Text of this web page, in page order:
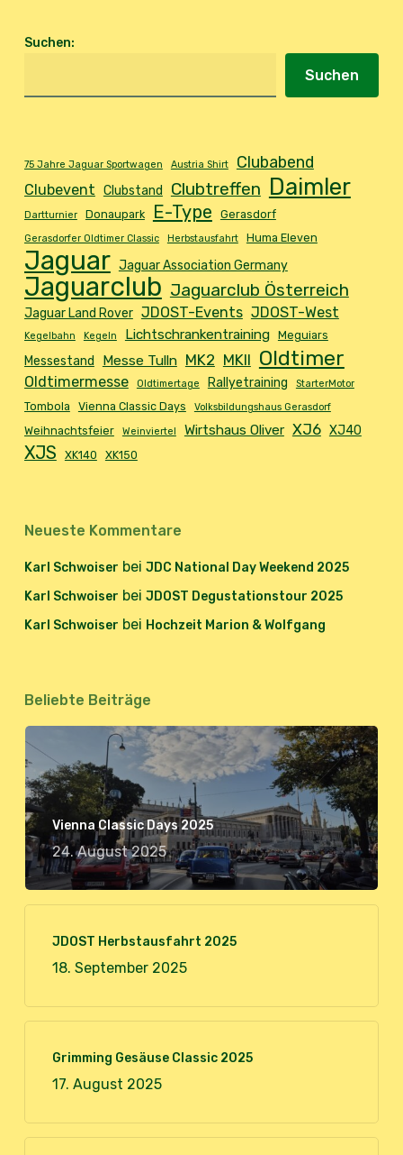
Suchen:
Suchen
75 Jahre Jaguar Sportwagen Austria Shirt Clubabend
Clubevent Clubstand Clubtreffen Daimler
Dartturnier Donaupark E-Type Gerasdorf
Gerasdorfer Oldtimer Classic Herbstausfahrt Huma Eleven
Jaguar Jaguar Association Germany
Jaguarclub Jaguarclub Österreich
Jaguar Land Rover JDOST-Events JDOST-West
Kegelbahn Kegeln Lichtschrankentraining Meguiars
Messestand Messe Tulln MK2 MKII Oldtimer
Oldtimermesse Oldtimertage Rallyetraining StarterMotor
Tombola Vienna Classic Days Volksbildungshaus Gerasdorf
Weihnachtsfeier Weinviertel Wirtshaus Oliver XJ6 XJ40
XJS XK140 XK150
Neueste Kommentare
Karl Schwoiser bei JDC National Day Weekend 2025
Karl Schwoiser bei JDOST Degustationstour 2025
Karl Schwoiser bei Hochzeit Marion & Wolfgang
Beliebte Beiträge
Vienna Classic Days 2025
24. August 2025
JDOST Herbstausfahrt 2025
18. September 2025
Grimming Gesäuse Classic 2025
17. August 2025